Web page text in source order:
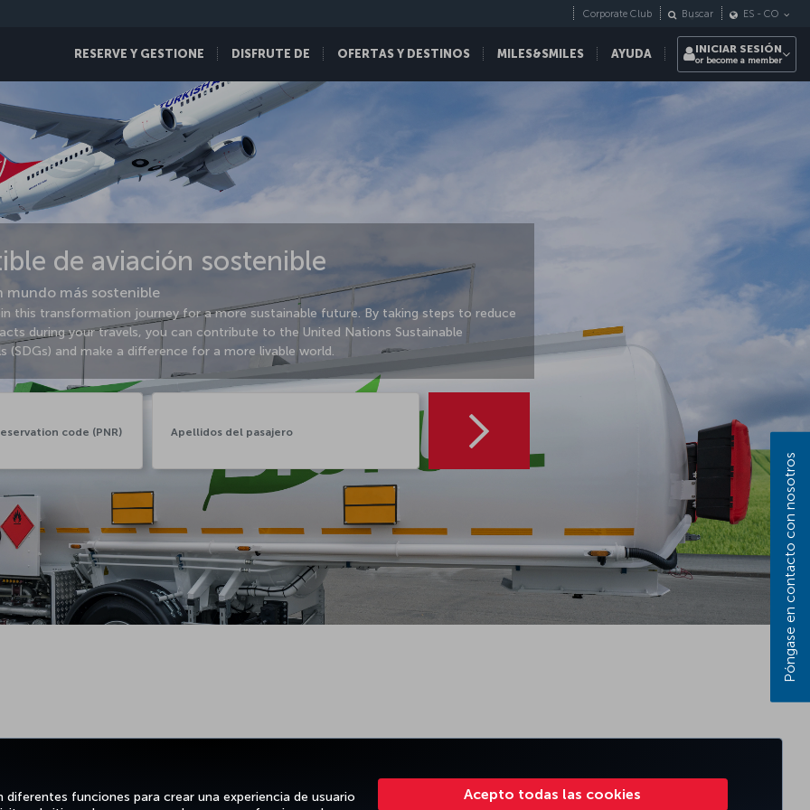
funciones para crear una experiencia de usuario
Acepto todas las cookies
RESERVE Y GESTIONE DISFRUTE DE OFERTAS Y DESTINOS MILES&SMILES AYUDA
Corporate Club Buscar ES - CO
INICIAR SESIÓN
or become a member
de aviación sostenible
mundo más sostenible
this transformation journey for a more sustainable future. By taking steps to reduce
during your travels, you can contribute to the United Nations Sustainable
(SDGs) and make a difference for a more livable world.
Póngase en contacto con nosotros